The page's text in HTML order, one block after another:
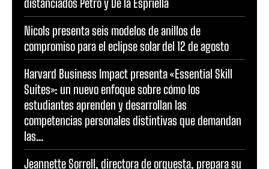
Nicols presenta seis modelos de anillos de
compromiso para el eclipse solar del 12 de agosto
Harvard Business Impact presenta «Essential Skill
Suites»: un nuevo enfoque sobre cómo los
estudiantes aprenden y desarrollan las
competencias personales distintivas que demandan
las...
Jeannette Sorrell, directora de orquesta, prepara su